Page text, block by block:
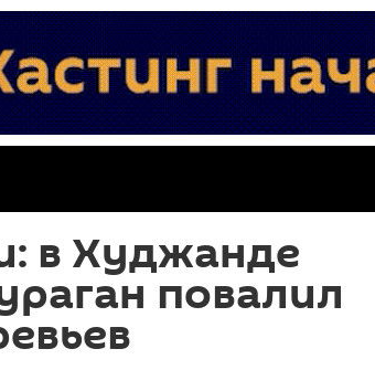
в Худжанде
повалил